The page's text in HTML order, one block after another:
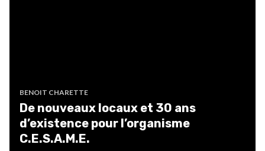
BENOIT CHARETTE
De nouveaux locaux et 30 ans
d’existence pour l’organisme
C.E.S.A.M.E.